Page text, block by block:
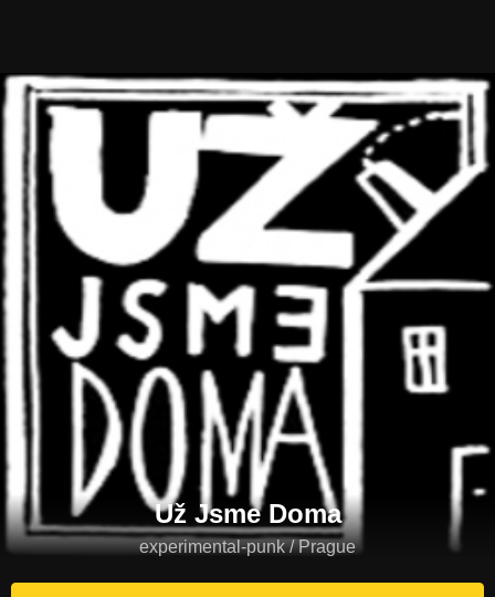
Už Jsme Doma
experimental-punk / Prague